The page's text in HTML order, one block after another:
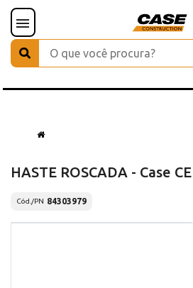
HASTE ROSCADA - Case CE
Cód./PN 84303979